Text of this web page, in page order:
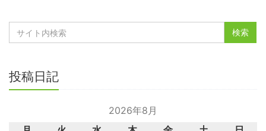
投稿日記
2026年8月